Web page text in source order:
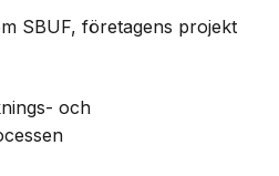
SBUF, företagens projekt
och